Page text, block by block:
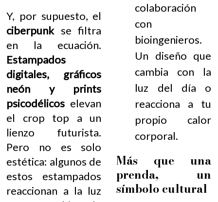
Y, por supuesto, el
ciberpunkse filtra
en la ecuación.
Estampados
digitales, gráficos
neón y prints
psicodélicos elevan
el crop top a un
lienzo futurista.
Pero no es solo
estética: algunos de
estos estampados
reaccionan a la luz
colaboración
con
bioingenieros.
Un diseño que
cambia con la
luz del día o
reacciona a tu
propio calor
corporal.
Más que una
prenda, un
símbolo cultural